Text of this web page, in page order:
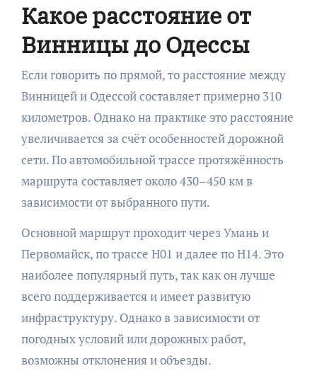
Какое расстояние от
Винницы до Одессы
Если говорить по прямой, то расстояние между
Винницей и Одессой составляет примерно 310
километров. Однако на практике это расстояние
увеличивается за счёт особенностей дорожной
сети. По автомобильной трассе протяжённость
маршрута составляет около 430–450 км в
зависимости от выбранного пути.
Основной маршрут проходит через Умань и
Первомайск, по трассе Н01 и далее по Н14. Это
наиболее популярный путь, так как он лучше
всего поддерживается и имеет развитую
инфраструктуру. Однако в зависимости от
погодных условий или дорожных работ,
возможны отклонения и объезды.